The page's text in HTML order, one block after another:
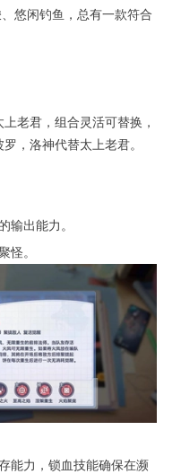
悠闲钓鱼，总有一款符合
老君，组合灵活可替换，
，洛神代替太上老君。
输出能力。
怪。
能力，锁血技能确保在濒